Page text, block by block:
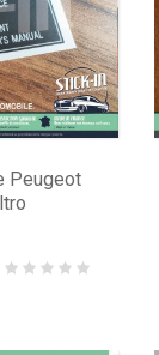
Peugeot